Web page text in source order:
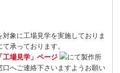
象に工場見学を実施しておりま
承っております。
「工場見学」ページ
にて製作所
へご連絡下さいますようお願い